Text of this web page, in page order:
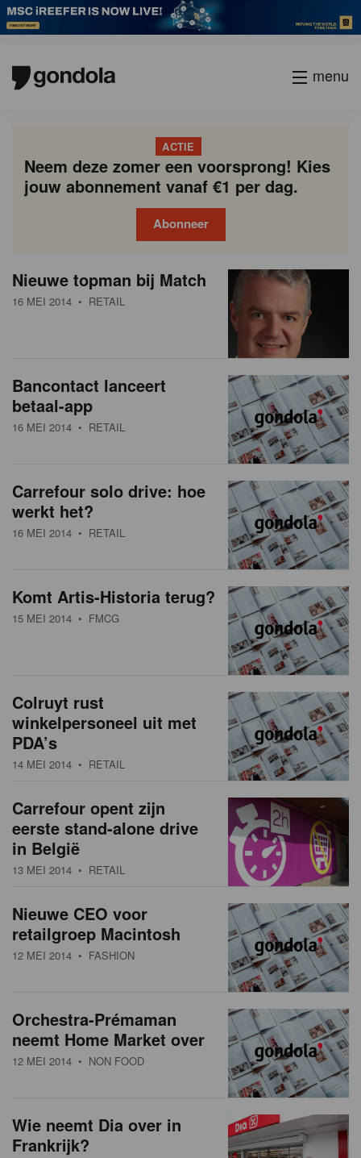
menu
ACTIE
Neem deze zomer een voorsprong! Kies
jouw abonnement vanaf €1 per dag.
Abonneer
N
w
s
e
c
Nieuwe topman bij Match
16 MEI 2014 • RETAIL
Bancontact lanceert
betaal-app
16 MEI 2014 • RETAIL
Carrefour solo drive: hoe
werkt het?
16 MEI 2014 • RETAIL
Komt Artis-Historia terug?
15 MEI 2014 • FMCG
Colruyt rust
winkelpersoneel uit met
PDA’s
14 MEI 2014 • RETAIL
Carrefour opent zijn
eerste stand-alone drive
in België
13 MEI 2014 • RETAIL
Nieuwe CEO voor
retailgroep Macintosh
12 MEI 2014 • FASHION
Orchestra-Prémaman
neemt Home Market over
12 MEI 2014 • NON FOOD
Wie neemt Dia over in
Frankrijk?
P
a
a
t
i
Vorige
Page
Page
Page
Page
Current
page
Page
Page
Page
Page
Volgende
academy
society